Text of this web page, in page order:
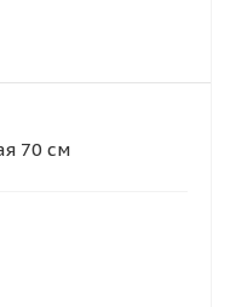
70 см